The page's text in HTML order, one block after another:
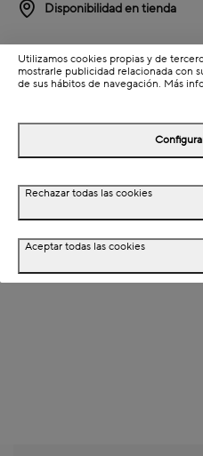
Disponibilidad en tienda
Detalles del producto
Información de envío
Detalles del
Descripción
Utilizamos cookies propias y de
mostrarle publicidad relacionada con
de sus hábitos de navegación. Más
Rechazar todas las cookies
Aceptar todas las cookies